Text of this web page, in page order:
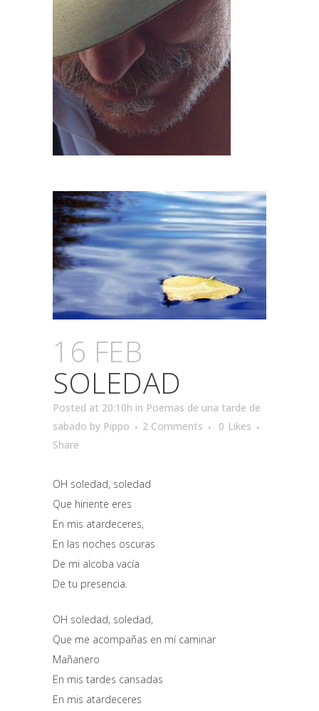
16 FEB
SOLEDAD
Posted at 20:10h in Poemas de una tarde de
sabado by Pippo 2 Comments 0 Likes
Share
OH soledad, soledad
Que hiriente eres
En mis atardeceres,
En las noches oscuras
De mi alcoba vacía
De tu presencia.
OH soledad, soledad,
Que me acompañas en mí caminar
Mañanero
En mis tardes cansadas
En mis atardeceres